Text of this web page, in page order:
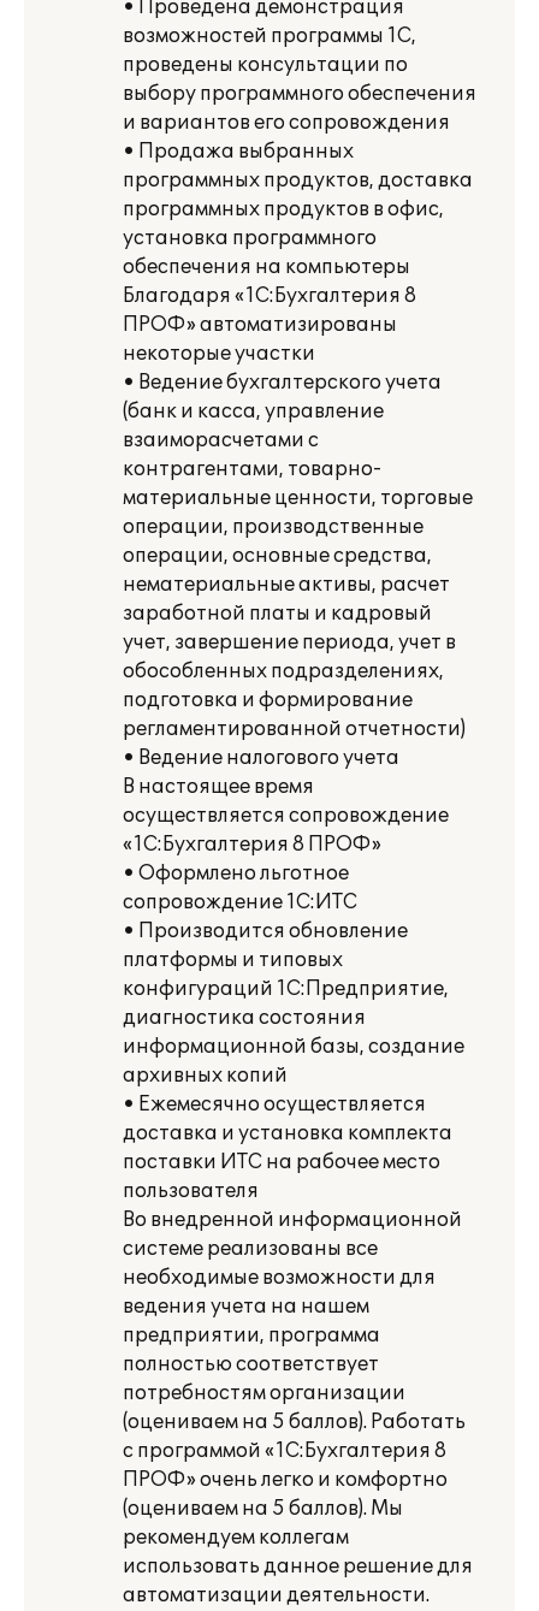
• Проведена демонстрация
возможностей программы 1С,
проведены консультации по
выбору программного обеспечения
и вариантов его сопровождения
• Продажа выбранных
программных продуктов, доставка
программных продуктов в офис,
установка программного
обеспечения на компьютеры
Благодаря «1С:Бухгалтерия 8
ПРОФ» автоматизированы
некоторые участки
• Ведение бухгалтерского учета
(банк и касса, управление
взаиморасчетами с
контрагентами, товарно-
материальные ценности, торговые
операции, производственные
операции, основные средства,
нематериальные активы, расчет
заработной платы и кадровый
учет, завершение периода, учет в
обособленных подразделениях,
подготовка и формирование
регламентированной отчетности)
• Ведение налогового учета
В настоящее время
осуществляется сопровождение
«1С:Бухгалтерия 8 ПРОФ»
• Оформлено льготное
сопровождение 1С:ИТС
• Производится обновление
платформы и типовых
конфигураций 1С:Предприятие,
диагностика состояния
информационной базы, создание
архивных копий
• Ежемесячно осуществляется
доставка и установка комплекта
поставки ИТС на рабочее место
пользователя
Во внедренной информационной
системе реализованы все
необходимые возможности для
ведения учета на нашем
предприятии, программа
полностью соответствует
потребностям организации
(оцениваем на 5 баллов). Работать
с программой «1С:Бухгалтерия 8
ПРОФ» очень легко и комфортно
(оцениваем на 5 баллов). Мы
рекомендуем коллегам
использовать данное решение для
автоматизации деятельности.